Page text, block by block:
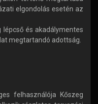
elgondolás esetén az
és akadálymentes
megtartandó adottság.
felhasználója Kőszeg